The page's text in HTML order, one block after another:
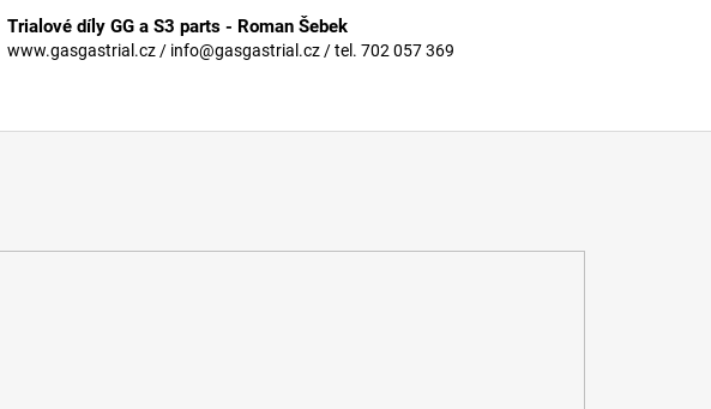
Trialové díly GG a S3 parts - Roman Šebek
www.gasgastrial.cz / info@gasgastrial.cz / tel. 702 057 369